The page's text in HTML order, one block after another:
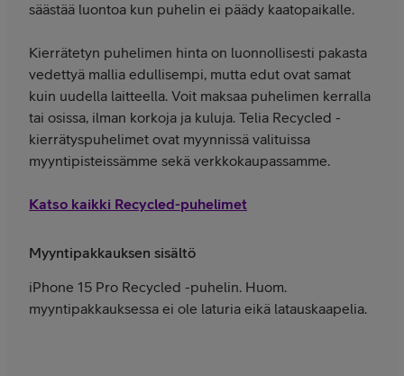
säästää luontoa kun puhelin ei päädy kaatopaikalle.
Kierrätetyn puhelimen hinta on luonnollisesti pakasta
vedettyä mallia edullisempi, mutta edut ovat samat
kuin uudella laitteella. Voit maksaa puhelimen kerralla
tai osissa, ilman korkoja ja kuluja. Telia Recycled -
kierrätyspuhelimet ovat myynnissä valituissa
myyntipisteissämme sekä verkkokaupassamme.
Katso kaikki Recycled-puhelimet
Myyntipakkauksen sisältö
iPhone 15 Pro Recycled -puhelin. Huom.
myyntipakkauksessa ei ole laturia eikä latauskaapelia.